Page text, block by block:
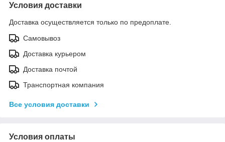
Условия доставки
Доставка осуществляется только по предоплате.
Самовывоз
Доставка курьером
Доставка почтой
Транспортная компания
Все условия доставки
Условия оплаты